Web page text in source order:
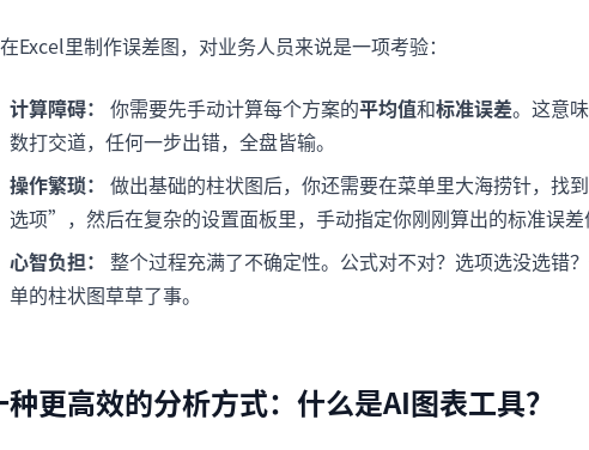
Excel里制作误差图，对业务人员来说是一项考验：
计算障碍： 你需要先手动计算每个方案的平均值和标准误差。这意
数打交道，任何一步出错，全盘皆输。
操作繁琐： 做出基础的柱状图后，你还需要在菜单里大海捞针，
选项”，然后在复杂的设置面板里，手动指定你刚刚算出的标准误差
心智负担： 整个过程充满了不确定性。公式对不对？选项选没选错
单的柱状图草草了事。
种更高效的分析方式：什么是AI图表工具？